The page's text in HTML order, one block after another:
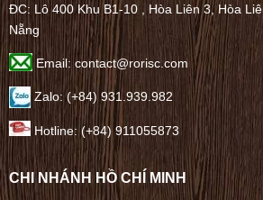
ĐC: Lô 400 Khu B1-10 , Hòa Liên 3, Hòa
Nẵng
Email: contact@rorisc.com
Zalo: (+84) 931.939.982
Hotline: (+84) 911055873
CHI NHÁNH HỒ CHÍ MINH